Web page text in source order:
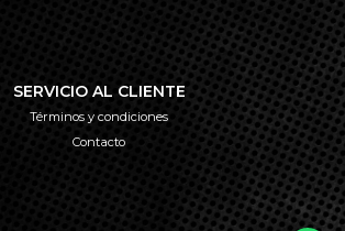
SERVICIO AL CLIENTE
Términos y condiciones
Contacto